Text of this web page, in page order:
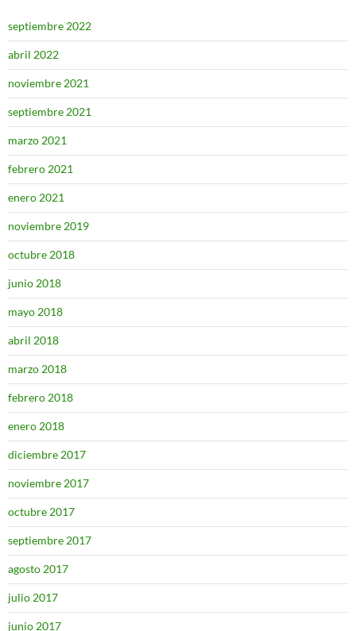
septiembre 2022
abril 2022
noviembre 2021
septiembre 2021
marzo 2021
febrero 2021
enero 2021
noviembre 2019
octubre 2018
junio 2018
mayo 2018
abril 2018
marzo 2018
febrero 2018
enero 2018
diciembre 2017
noviembre 2017
octubre 2017
septiembre 2017
agosto 2017
julio 2017
junio 2017